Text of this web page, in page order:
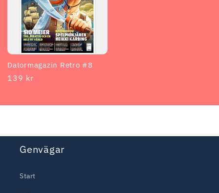
Datormagazin Retro #8
Ordinarie
139 kr
Genvägar
Start